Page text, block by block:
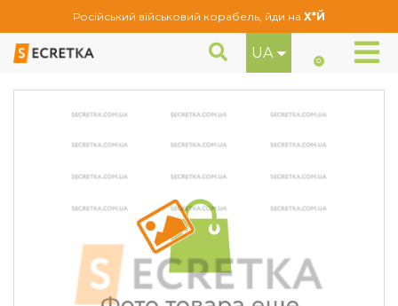
Російський військовий корабель, йди на Х*Й
UA 0
Болти